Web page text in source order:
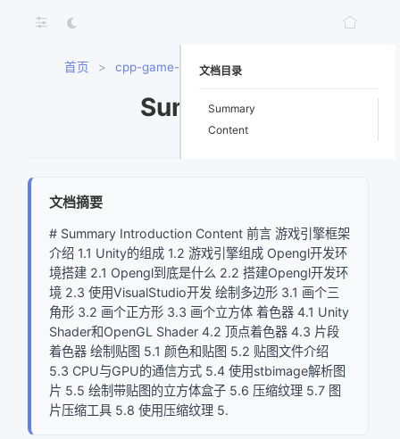
首页 > cpp-game-engine-book
Summary
文档摘要
# Summary Introduction Content 前言 游戏引擎框架
介绍 1.1 Unity的组成 1.2 游戏引擎组成 Opengl开发环
境搭建 2.1 Opengl到底是什么 2.2 搭建Opengl开发环
境 2.3 使用VisualStudio开发 绘制多边形 3.1 画个三
角形 3.2 画个正方形 3.3 画个立方体 着色器 4.1 Unity
Shader和OpenGL Shader 4.2 顶点着色器 4.3 片段
着色器 绘制贴图 5.1 颜色和贴图 5.2 贴图文件介绍
5.3 CPU与GPU的通信方式 5.4 使用stbimage解析图
片 5.5 绘制带贴图的立方体盒子 5.6 压缩纹理 5.7 图
片压缩工具 5.8 使用压缩纹理 5.
文档目录
Summary
Content